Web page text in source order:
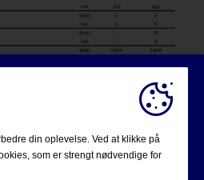
din oplevelse. Ved at klikke på
som er strengt nødvendige for